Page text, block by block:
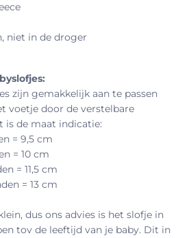
niet in de droger
zijn gemakkelijk aan te passen
voetje door de verstelbare
de maat indicatie:
= 9,5 cm
= 10 cm
= 11,5 cm
= 13 cm
dus ons advies is het slofje in
tov de leeftijd van je baby. Dit in